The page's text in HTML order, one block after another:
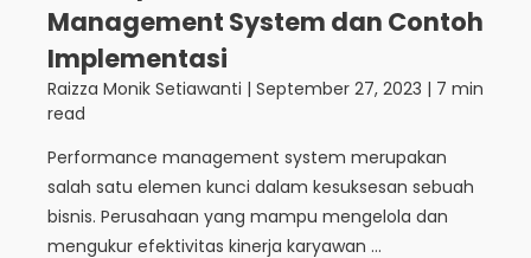
Management System dan Contoh
Implementasi
Raizza Monik Setiawanti | September 27, 2023 | 7 min
read
Performance management system merupakan
salah satu elemen kunci dalam kesuksesan sebuah
bisnis. Perusahaan yang mampu mengelola dan
mengukur efektivitas kinerja karyawan ...